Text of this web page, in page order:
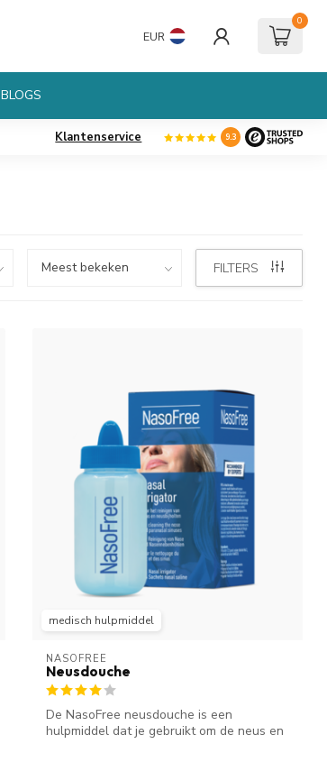
EUR
0
BLOGS
Klantenservice 9.3
FILTERS
medisch hulpmiddel
NASOFREE
Neusdouche
De NasoFree neusdouche is een
hulpmiddel dat je gebruikt om de neus en